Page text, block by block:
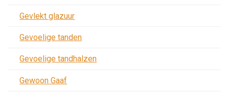
Gevlekt glazuur
Gevoelige tanden
Gevoelige tandhalzen
Gewoon Gaaf